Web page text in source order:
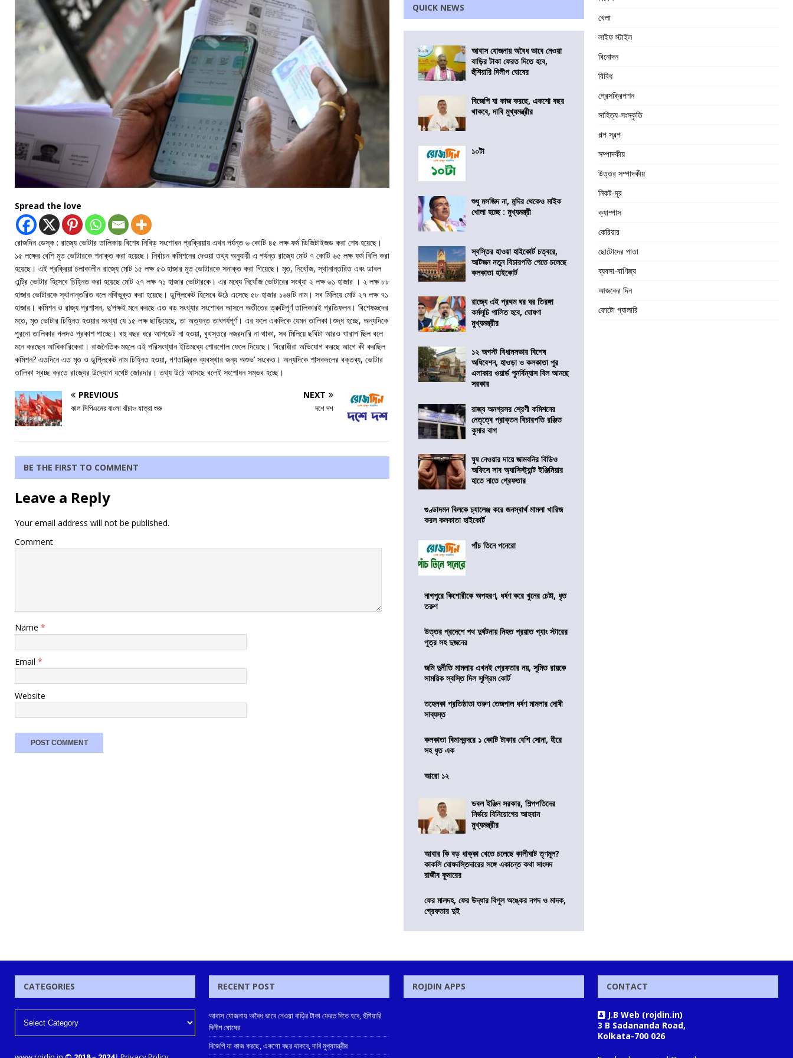
Spread the love
রোজদিন ডেস্ক : রাজ্যে ভোটার তালিকায় বিশেষ নিবিড় সংশোধন প্রক্রিয়ায় এখন পর্যন্ত ৬ কোটি ৪৫ লক্ষ ফর্ম ডিজিটাইজড করা শেষ হয়েছে।
১৫ লক্ষের বেশি মৃত ভোটারকে শনাক্ত করা হয়েছে। নির্বাচন কমিশনের দেওয়া তথ্য অনুযায়ী এ পর্যন্ত রাজ্যে মোট ৭ কোটি ৬৫ লক্ষ ফর্ম বিলি করা
হয়েছে। এই প্রক্রিয়া চলাকালীন রাজ্যে মোট ১৫ লক্ষ ৫৩ হাজার মৃত ভোটারকে সনাক্ত করা গিয়েছে। মৃত, নিখোঁজ, স্থানান্তরিত এবং ডাবল
এন্ট্রি ভোটার হিসেবে চিহ্নিত করা হয়েছে মোট ২৭ লক্ষ ৭১ হাজার ভোটারকে। এর মধ্যে নিখোঁজ ভোটারের সংখ্যা ২ লক্ষ ৬১ হাজার । ২ লক্ষ ৮৮
হাজার ভোটারকে স্থানান্তরিত বলে নথিভুক্ত করা হয়েছে। ডুপ্লিকেট হিসেবে উঠে এসেছে ৫৮ হাজার ১৬৪টি নাম। সব মিলিয়ে মোট ২৭ লক্ষ ৭১
হাজার। কমিশন ও রাজ্য প্রশাসন, দু’পক্ষই মনে করছে এত বড় সংখ্যার সংশোধন আসলে অতীতের ত্রুটিপূর্ণ তালিকারই প্রতিফলন। বিশেষজ্ঞদের
মতে, মৃত ভোটার চিহ্নিত হওয়ার সংখ্যা যে ১৫ লক্ষ ছাড়িয়েছে, তা অত্যন্ত তাৎপর্যপূর্ণ। এর ফলে একদিকে যেমন তালিকা।শুদ্ধ হচ্ছে, অন্যদিকে
পুরনো তালিকার গলদও প্রকাশ পাচ্ছে। বহু বছর ধরে আপডেট না হওয়া, বুথস্তরে নজরদারি না থাকা, সব মিলিয়ে ছবিটা আরও খারাপ ছিল বলে
মনে করছেন আধিকারিকেরা। রাজনৈতিক মহলে এই পরিসংখ্যান ইতিমধ্যে শোরগোল ফেলে দিয়েছে। বিরোধীরা অভিযোগ করছে আগে কী করছিল
কমিশন? এতদিনে এত মৃত ও ডুপ্লিকেট নাম চিহ্নিত হওয়া, গণতান্ত্রিক ব্যবস্থার জন্য অশুভ’ সংকেত। অন্যদিকে শাসকদলের বক্তব্য, ভোটার
তালিকা স্বচ্ছ করতে রাজ্যের উদ্যোগ যথেষ্ট জোরদার। তথ্য উঠে আসছে বলেই সংশোধন সম্ভব হচ্ছে।
PREVIOUS
কাল সিপিএমের বাংলা বাঁচাও যাত্রা শুরু
NEXT
দশে দশ
BE THE FIRST TO COMMENT
Leave a Reply
Your email address will not be published.
Comment
Name *
Email *
Website
QUICK NEWS
আবাস যোজনায় অবৈধ ভাবে নেওয়া
বাড়ির টাকা ফেরত দিতে হবে,
হুঁশিয়ারি দিলীপ ঘোষের
বিজেপি যা কাজ করছে, একশো বছর
থাকবে, দাবি মুখ্যমন্ত্রীর
১০টা
শুধু মসজিদ না, মন্দির থেকেও মাইক
খোলা হচ্ছে : মুখ্যমন্ত্রী
স্বস্তির হাওয়া হাইকোর্ট চত্বরে,
আটজন নতুন বিচারপতি পেতে চলেছে
কলকাতা হাইকোর্ট
রাজ্যে এই প্রথম ঘর ঘর তিরঙ্গা
কর্মসূচি পালিত হবে, ঘোষণা
মুখ্যমন্ত্রীর
১২ অগস্ট বিধানসভার বিশেষ
অধিবেশন, হাওড়া ও কলকাতা পুর
এলাকার ওয়ার্ড পুনর্বিন্যাস বিল আনছে
সরকার
রাজ্য অনগ্রসর শ্রেণী কমিশনের
নেতৃত্বে প্রাক্তন বিচারপতি রঞ্জিত
কুমার বাগ
ঘুষ নেওয়ার দায়ে জামবনির বিডিও
অফিসে সাব অ্যাসিস্ট্যান্ট ইঞ্জিনিয়ার
হাতে নাতে গ্রেফতার
গুণ্ডাদমন বিলকে চ্যালেঞ্জ করে জনস্বার্থ মামলা খারিজ
করল কলকাতা হাইকোর্ট
পাঁচ তিনে পনেরো
নাগপুরে কিশোরীকে অপহরণ, ধর্ষণ করে খুনের চেষ্টা, ধৃত
তরুণ
উত্তর প্রদেশে পথ দুর্ঘটনায় নিহত প্রয়াত গ্যাং স্টারের
পুত্র সহ দুজনের
জমি দুর্নীতি মামলায় এখনই গ্রেফতার নয়, সুমিত রায়কে
সাময়িক স্বস্তি দিল সুপ্রিম কোর্ট
তহেলকা প্রতিষ্ঠাতা তরুণ তেজপাল ধর্ষণ মামলার দোষী
সাব্যস্ত
কলকাতা বিমানবন্দরে ১ কোটি টাকার বেশি সোনা, হীরে
সহ ধৃত এক
আরো ১২
ডবল ইঞ্জিন সরকার, শিল্পপতিদের
নির্ভয়ে বিনিয়োগের আহবান
মুখ্যমন্ত্রীর
আবার কি বড় ধাক্কা খেতে চলেছে কালীঘাট তৃণমূল?
কাকলি ঘোষদস্তিদারের সঙ্গে একান্তে কথা সাংসদ
রাজীব কুমারের
ফের মালদহ, ফের উদ্ধার বিপুল অঙ্কের নগদ ও মাদক,
গ্রেফতার দুই
খেলা
লাইফ স্টাইল
বিনোদন
বিবিধ
প্রেসক্রিপশন
সাহিত্য-সংস্কৃতি
গল্প স্বল্প
সম্পাদকীয়
উত্তর সম্পাদকীয়
নিকট-দূর
ক্যাম্পাস
কেরিয়ার
ছোটোদের পাতা
ব্যবসা-বাণিজ্য
আজকের দিন
ফোটো গ্যালারি
CATEGORIES RECENT POST
আবাস যোজনায় অবৈধ ভাবে নেওয়া বাড়ির টাকা ফেরত দিতে হবে, হুঁশিয়ারি
দিলীপ ঘোষের
বিজেপি যা কাজ করছে, একশো বছর থাকবে, দাবি মুখ্যমন্ত্রীর
ROJDIN APPS CONTACT
J.B Web (rojdin.in)
3 B Sadananda Road,
Kolkata-700 026